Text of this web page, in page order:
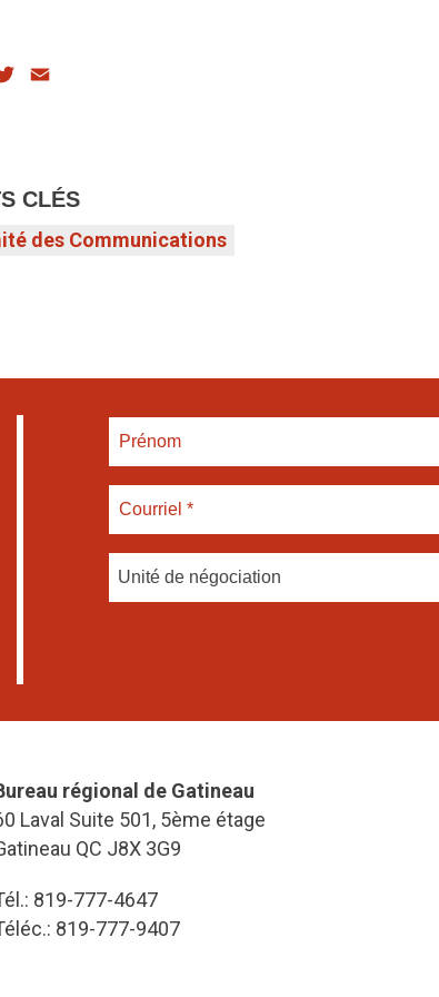
Twitter
CLÉS
des Communications
Unité de négociation
régional de Gatineau
Laval Suite 501, 5ème étage
QC J8X 3G9
819-777-4647
819-777-9407